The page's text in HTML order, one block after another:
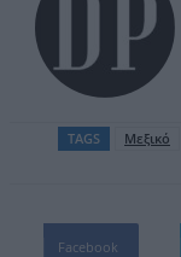
TAGS Μεξικό
Facebook